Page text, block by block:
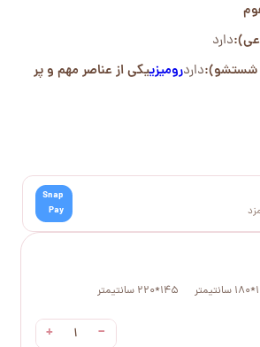
145*220 سانتیمتر
−
+
دارد
شستشو):داردرومیزییکی از عناصر مهم و پر
Snap
Pay